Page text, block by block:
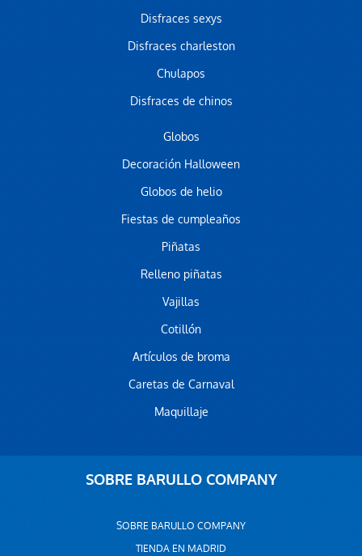
Disfraces sexys
Disfraces charleston
Chulapos
Disfraces de chinos
Globos
Decoración Halloween
Globos de helio
Fiestas de cumpleaños
Piñatas
Relleno piñatas
Vajillas
Cotillón
Artículos de broma
Caretas de Carnaval
Maquillaje
SOBRE BARULLO COMPANY
SOBRE BARULLO COMPANY
TIENDA EN MADRID